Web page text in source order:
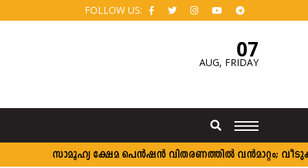
FOLLOW US:
07
AUG, FRIDAY
സാമൂഹ്യ ക്ഷേമ പെൻഷൻ വിതരണത്തിൽ വൻമാറ്റം;